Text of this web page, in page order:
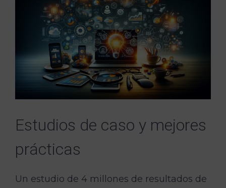
Estudios de caso y mejores
prácticas
Un estudio de 4 millones de resultados de